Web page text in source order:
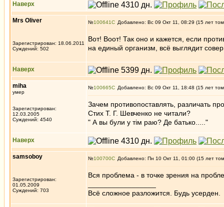
Наверх
Mrs Oliver
Зарегистрирован: 18.06.2011
Суждений: 502
№100641 Добавлено: Вс 09 Окт 11, 08:29 (15 лет
Вот! Воот! Так оно и кажется, если
на единый организм, всё выглядит
Наверх
miha
умер
Зарегистрирован:
12.03.2005
Суждений: 4540
№100665 Добавлено: Вс 09 Окт 11, 18:48 (15 лет
Зачем противопоставлять, различать
Стих Т. Г. Шевченко не читали?
" А вы були у тiм раю? Де батько....."
Наверх
samsoboy
Зарегистрирован:
01.05.2009
Суждений: 703
№100700 Добавлено: Пн 10 Окт 11, 01:00 (15 лет
Вся проблема - в точке зрения на
Всё сложное разложится. Будь усерден.